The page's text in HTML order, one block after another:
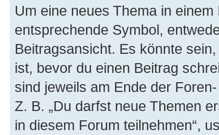
Um eine neues Thema in
entsprechende Symbol,
Beitragsansicht. Es könnte
ist, bevor du einen Beitrag
sind jeweils am Ende der
Z. B. „Du darfst neue Themen
in diesem Forum teilnehmen“,